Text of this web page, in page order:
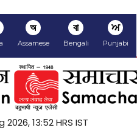
অ
Assamese
বা
Bengali
ਅ
Punjabi
2026, 13:52 HRS IST